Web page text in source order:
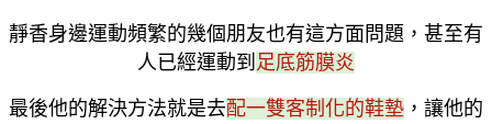
靜香身邊運動頻繁的幾個朋友也有這方面問題，甚至有
人已經運動到 足底筋膜炎
最後他的解決方法就是去配一雙客制化的鞋墊 ，讓他的